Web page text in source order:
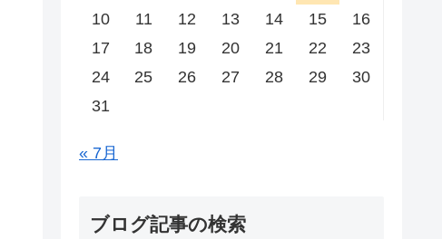
10
11 12 13 14 15
16
17
18 19 20 21 22
23
24
25 26 27 28 29
30
31
« 7月
ブログ記事の検索